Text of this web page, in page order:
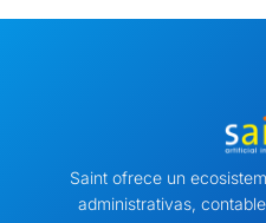
Saint ofrece un
administrativas,